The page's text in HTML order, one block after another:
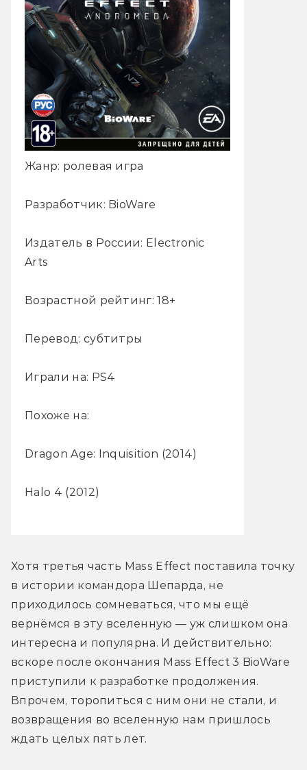
Жанр: ролевая игра
Разработчик: BioWare
Издатель в России: Electronic
Arts
Возрастной рейтинг: 18+
Перевод: субтитры
Играли на: PS4
Похоже на:
Dragon Age: Inquisition (2014)
Halo 4 (2012)
Хотя третья часть Mass Effect поставила точку
в истории командора Шепарда, не
приходилось сомневаться, что мы ещё
вернёмся в эту вселенную — уж слишком она
интересна и популярна. И действительно:
вскоре после окончания Mass Effect 3 BioWare
приступили к разработке продолжения.
Впрочем, торопиться с ним они не стали, и
возвращения во вселенную нам пришлось
ждать целых пять лет.